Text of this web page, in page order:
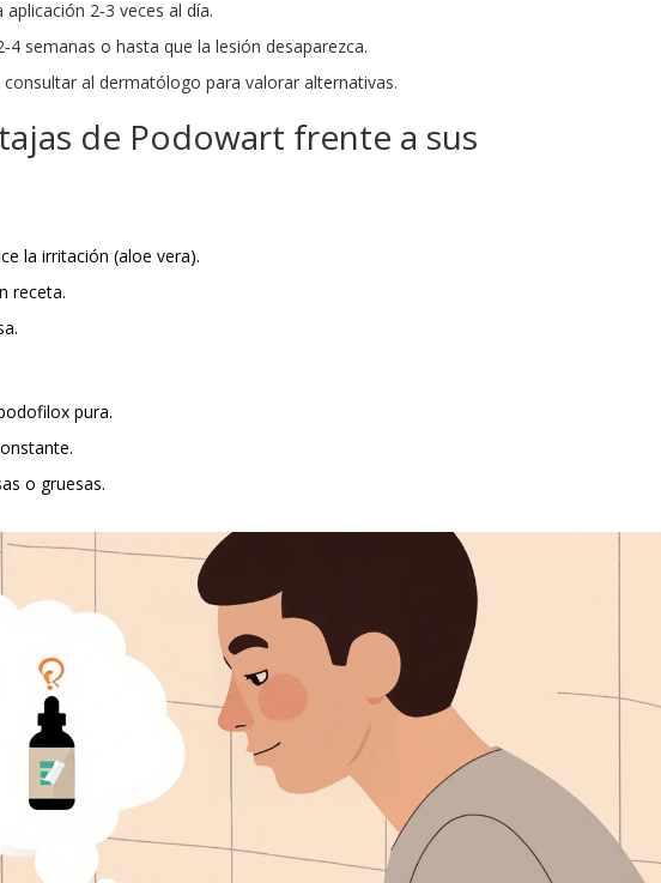
2‑3 veces al día.
semanas o hasta que la lesión desaparezca.
al dermatólogo para valorar alternativas.
de Podowart frente a sus
la irritación (aloe vera).
receta.
pura.
o gruesas.